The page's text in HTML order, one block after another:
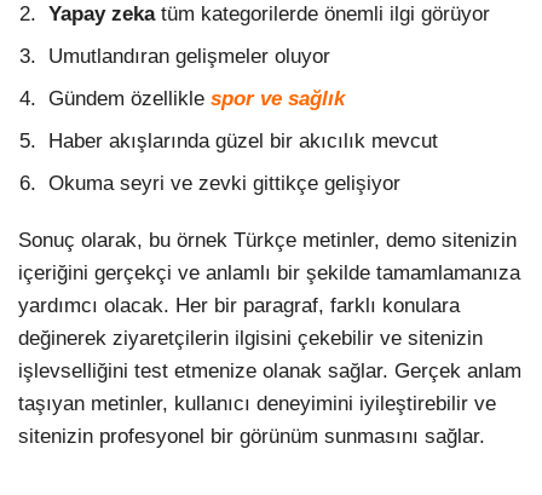
Yapay zekatüm kategorilerde önemli ilgi görüyor
Umutlandıran gelişmeler oluyor
Gündem özellikle spor ve sağlık
Haber akışlarında güzel bir akıcılık mevcut
Okuma seyri ve zevki gittikçe gelişiyor
Sonuç olarak, bu örnek Türkçe metinler, demo sitenizin
içeriğini gerçekçi ve anlamlı bir şekilde tamamlamanıza
yardımcı olacak. Her bir paragraf, farklı konulara
değinerek ziyaretçilerin ilgisini çekebilir ve sitenizin
işlevselliğini test etmenize olanak sağlar. Gerçek anlam
taşıyan metinler, kullanıcı deneyimini iyileştirebilir ve
sitenizin profesyonel bir görünüm sunmasını sağlar.